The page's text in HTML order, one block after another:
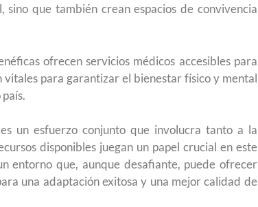
que también crean espacios de convivencia
ofrecen servicios médicos accesibles para
vitales para garantizar el bienestar físico y mental
un esfuerzo conjunto que involucra tanto a la
disponibles juegan un papel crucial en este
entorno que, aunque desafiante, puede ofrecer
una adaptación exitosa y una mejor calidad de
para el examen de naturalización en EUA